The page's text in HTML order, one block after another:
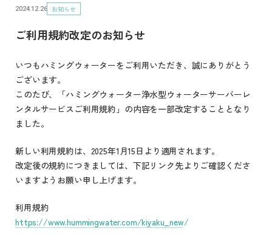
ご利用規約改定のお知らせ
2024.12.26 お知らせ
いつもハミングウォーターをご利用いただき、誠にありがとう
ございます。
このたび、「ハミングウォーター浄水型ウォーターサーバーレ
ンタルサービスご利用規約」の内容を一部改定することとなり
ました。
新しい利用規約は、2025年1月15日より適用されます。
改定後の規約につきましては、下記リンク先よりご確認くださ
いますようお願い申し上げます。
利用規約
https://www.hummingwater.com/kiyaku_new/